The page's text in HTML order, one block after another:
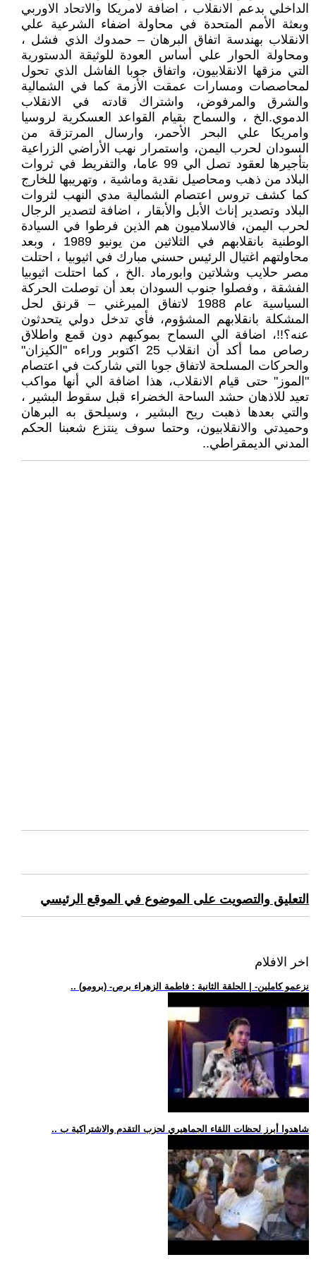
الداخلي بدعم الانقلاب ، اضافة لامريكا والاتحاد الاوربي
وبعثة الأمم المتحدة في محاولة اضفاء الشرعية علي
الانقلاب بهندسة اتفاق البرهان – حمدوك الذي فشل ،
ومحاولة الحوار علي أساس العودة للوثيقة الدستورية
التي مزقها الانقلابيون، واتفاق جوبا الفاشل الذي تحول
لمحاصصات ومسارات عمقت الأزمة كما في الشمالية
والشرق والمرفوض، واشتراك قادته في الانقلاب
الدموي.الخ ، والسماح بقيام القواعد العسكرية لروسيا
وامريكا علي البحر الأحمر، وارسال المرتزقة من
السودان لحرب اليمن، واستمرار نهب الأراضي الزراعية
بتأجيرها لعقود تصل الي 99 عاما، والتفريط في ثروات
البلاد من ذهب ومحاصيل نقدية وماشية ، وتهريبها للخارج
كما كشف تروس اعتصام الشمالية مدي النهب لثروات
البلاد وتصدير إناث الأبل والأبقار ، اضافة لتصدير الرجال
لحرب اليمن، فالاسلاميون هم الذين فرطوا في السيادة
الوطنية بانقلابهم في الثلاثين من يونيو 1989 ، وبعد
محاولتهم اغتيال الرئيس حسني مبارك في اثيوبيا ، احتلت
مصر حلايب وشلاتين وابورماد .الخ ، كما احتلت اثيوبيا
الفشقة ، وفصلوا جنوب السودان بعد أن توصلت الحركة
السياسية عام 1988 لاتفاق الميرغني – قرنق لحل
المشكلة بانقلابهم المشؤوم، فأي تدخل دولي يتحدثون
عنه؟!!، اضافة الي السماح بموكبهم دون قمع واطلاق
رصاص مما أكد أن انقلاب 25 اكتوبر وراءه "الكيزان"
والحركات المسلحة لاتفاق جوبا التي شاركت في اعتصام
"الموز" حتى قيام الانقلاب، هذا اضافة الي أنها مواكب
تعيد للاذهان حشد الساحة الخضراء قبل سقوط البشير ،
والتي بعدها ذهبت ريح البشير ، وسيلحق به البرهان
وحميدتي والانقلابيون، وحتما سوف ينتزع شعبنا الحكم
المدني الديمقراطي..
التعليق والتصويت على الموضوع في الموقع الرئيسي
اخر الافلام
.. (برومو) -نزعمو كاملين- | الحلقة الثانية : فاطمة الزهراء برص
.. شاهدوا أبرز لحظات اللقاء الجماهيري لحزب التقدم والاشتراكية ب